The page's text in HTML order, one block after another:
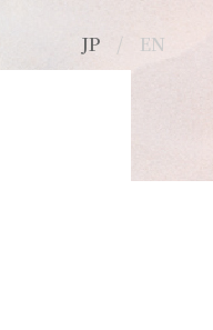
JP EN
©2011-2021 日本精工硝子株式会社